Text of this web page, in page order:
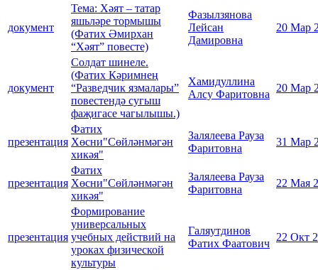
документ
Тема: Хәят – татар
яшьләре тормышы
(Фатих Әмирхан
“Хәят” повесте)
Фазылзянова
Лейсан
Дамировна
20 Мар
документ
Солдат шинеле.
(Фатих Кәримнең
“Разведчик язмалары”
повестендә сугыш
фаҗигасе чагылышы.)
Хамидуллина
Алсу Фаритовна
20 Мар
презентация
Фатих
Хөсни"Сөйләнмәгән
хикәя"
Залялеева Рауза
Фаритовна
31 Мар
презентация
Фатих
Хөсни"Сөйләнмәгән
хикәя"
Залялеева Рауза
Фаритовна
22 Мая
презентация
Формирование
универсальных
учебных действий на
уроках физической
культуры
Галяутдинов
Фатих Фаатович
22 Окт